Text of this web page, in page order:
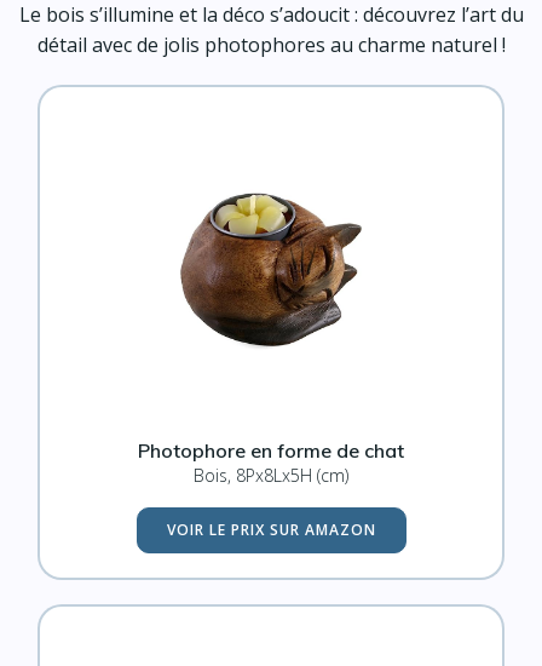
Le bois s’illumine et la déco s’adoucit : découvrez l’art du
détail avec de jolis photophores au charme naturel !
Photophore en forme de chat
Bois, 8Px8Lx5H (cm)
VOIR LE PRIX SUR AMAZON